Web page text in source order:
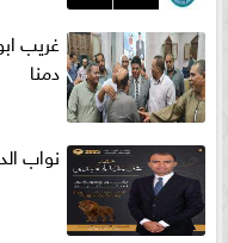
غريب
دمنا
نواب